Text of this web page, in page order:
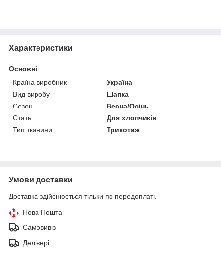
Характеристики
Основні
Країна виробник
Україна
Вид виробу
Шапка
Сезон
Весна/Осінь
Стать
Для хлопчиків
Тип тканини
Трикотаж
Умови доставки
Доставка здійснюється тільки по передоплаті.
Нова Пошта
Самовивіз
Делівері